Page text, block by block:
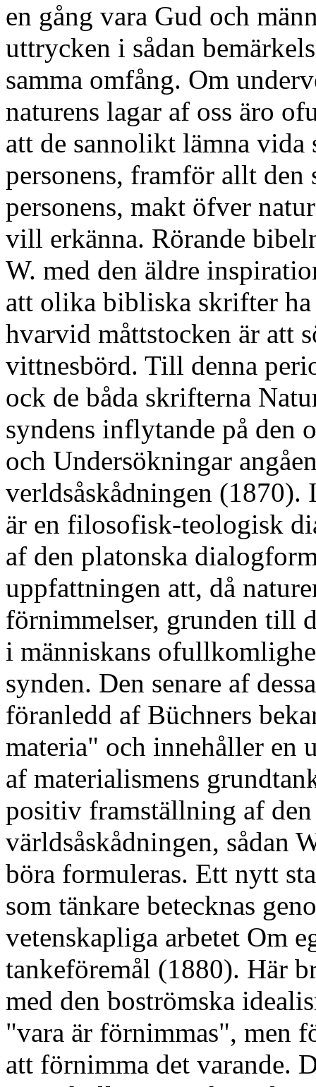
en gång vara Gud och
uttrycken i sådan
samma omfång. Om
naturens lagar af oss äro
att de sannolikt lämna vida
personens, framför allt den
personens, makt öfver
vill erkänna. Rörande
W. med den äldre
att olika bibliska skrifter
hvarvid måttstocken är att
vittnesbörd. Till denna
ock de båda skrifterna
syndens inflytande på den
och Undersökningar
verldsåskådningen (1870).
är en filosofisk-teologisk
af den platonska
uppfattningen att, då
förnimmelser, grunden till
i människans
synden. Den senare af
föranledd af Büchners
materia" och innehåller en
af materialismens
positiv framställning af
världsåskådningen, sådan
böra formuleras. Ett nytt
som tänkare betecknas
vetenskapliga arbetet Om
tankeföremål (1880). Här
med den boströmska
"vara är förnimmas", men
att förnimma det varande.